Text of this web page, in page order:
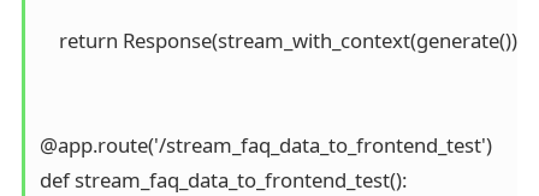
return Response(stream_with_context(generate()),
@app.route('/stream_faq_data_to_frontend_test')
def stream_faq_data_to_frontend_test():